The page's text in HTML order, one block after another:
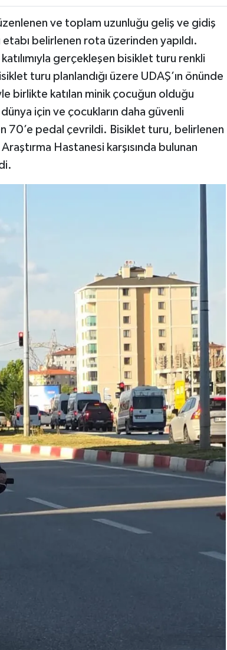
ve toplam uzunluğu geliş ve gidiş
belirlenen rota üzerinden yapıldı.
gerçekleşen bisiklet turu renkli
turu planlandığı üzere UDAŞ’ın önünde
birlikte katılan minik çocuğun olduğu
için ve çocukların daha güvenli
70’e pedal çevrildi. Bisiklet turu, belirlenen
Hastanesi karşısında bulunan